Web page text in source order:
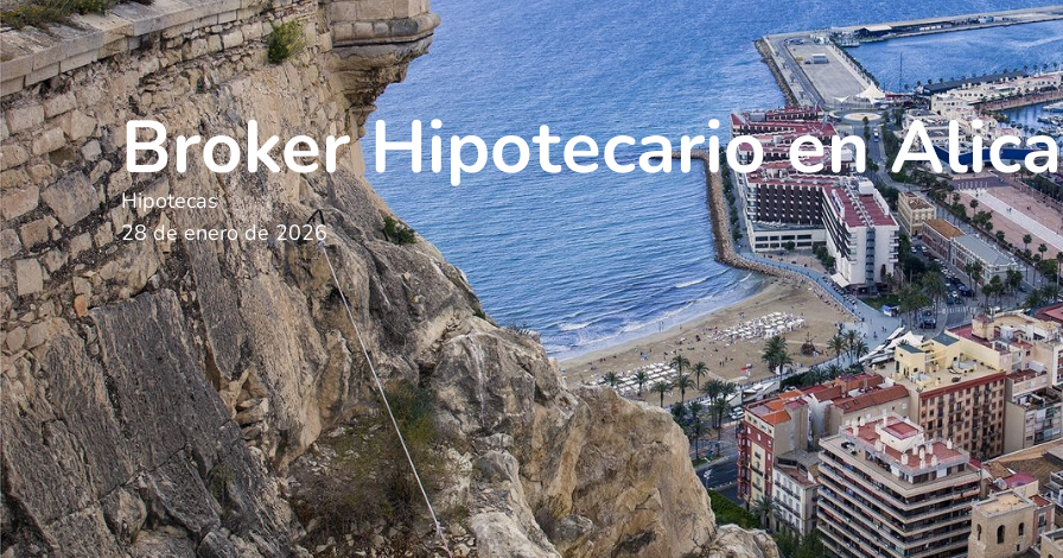
Broker Hipotecario en
Hipotecas
28 de enero de 2026